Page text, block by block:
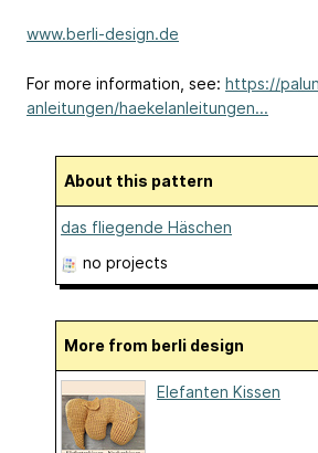
www.berli-design.de
For more information, see: https://
anleitungen/haekelanleitungen...
About this pattern
das fliegende Häschen
no projects
More from berli design
Elefanten Kissen